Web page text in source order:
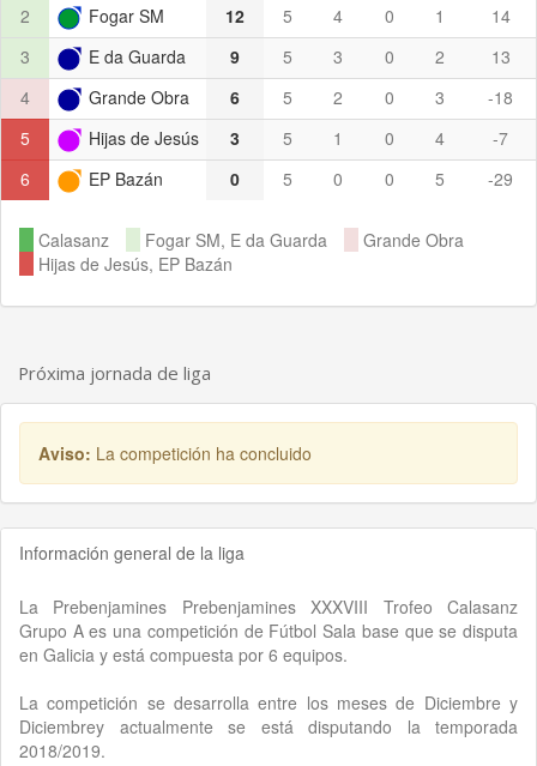
2
Fogar SM 12 5 4 0 1
14
3
E da Guarda 9 5 3 0 2
13
4
Grande Obra 6 5 2 0 3
-18
5
Hijas de Jesús 3 5 1 0 4
-7
6
EP Bazán 0 5 0 0 5 -29
Calasanz Fogar SM, E da Guarda
Grande Obra
Hijas de Jesús, EP Bazán
Próxima jornada de liga
Aviso: La competición ha concluido
Información general de la liga
La Prebenjamines Prebenjamines XXXVIII Trofeo Calasanz
Grupo A es una competición de Fútbol Sala base que se disputa
en Galicia y está compuesta por 6 equipos.
La competición se desarrolla entre los meses de Diciembre y
Diciembrey actualmente se está disputando la temporada
2018/2019.